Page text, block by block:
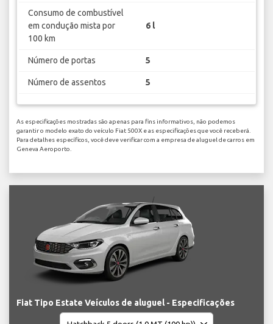
Consumo de combustível
em condução mista por
100 km
6 l
Número de portas 5
Número de assentos 5
As especificações mostradas são apenas para fins informativos, não podemos
garantir o modelo exato do veículo Fiat 500X e as especificações que você receberá.
Para detalhes específicos, você deve verificar com a empresa de aluguel de carros em
Geneva Aeroporto.
Fiat Tipo Estate Veículos de aluguel - Especificações